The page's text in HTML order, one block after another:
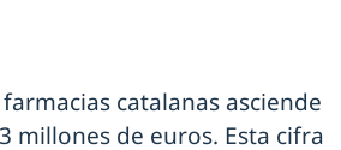
catalanas asciende
millones de euros. Esta cifra